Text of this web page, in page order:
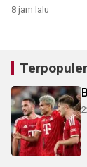
8 jam lalu
Terpopuler